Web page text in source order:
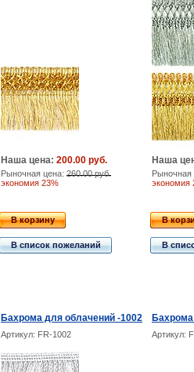
Наша цена: 200.00 руб.
Рыночная цена: 260.00 руб.
экономия 23%
Наша
экономия
В корзину
В список пожеланий
В
В
Бахрома для облачений -1002
Артикул: FR-1002 Артикул: